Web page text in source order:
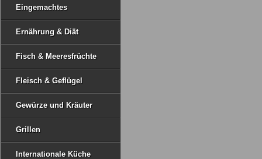
Eingemachtes
Ernährung & Diät
Fisch & Meeresfrüchte
Fleisch & Geflügel
Gewürze und Kräuter
Grillen
Internationale Küche